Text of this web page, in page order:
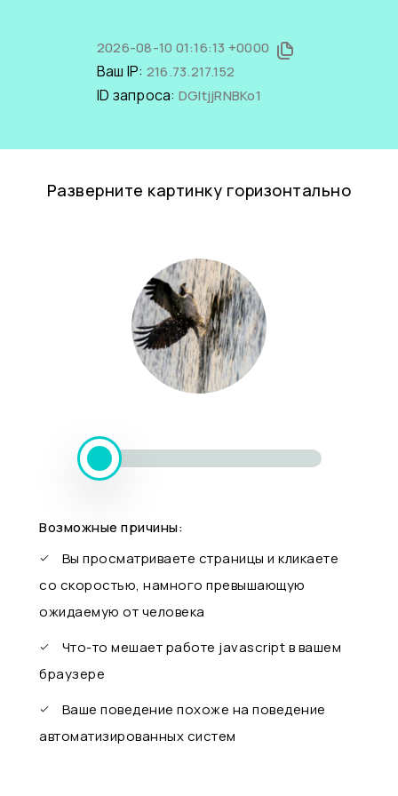
2026-08-10 01:16:13 +0000
Ваш IP: 216.73.217.152
ID запроса: DGItjjRNBKo1
Разверните картинку горизонтально
Возможные причины:
Вы просматриваете страницы и кликаете
со скоростью, намного превышающую
ожидаемую от человека
Что-то мешает работе javascript в вашем
браузере
Ваше поведение похоже на поведение
автоматизированных систем